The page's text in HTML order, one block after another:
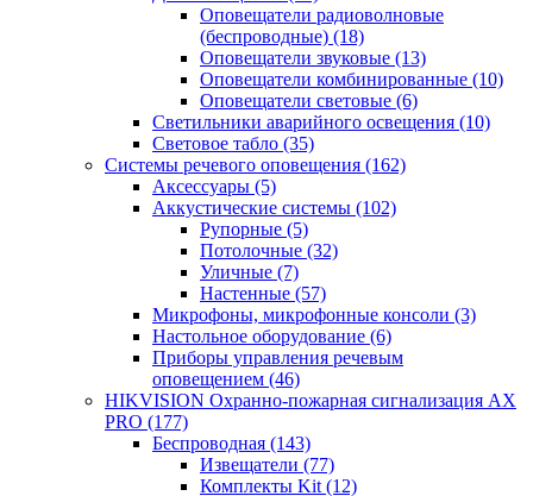
Оповещатели радиоволновые
(беспроводные) (18)
Оповещатели звуковые (13)
Оповещатели комбинированные (10)
Оповещатели световые (6)
Светильники аварийного освещения (10)
Световое табло (35)
Системы речевого оповещения (162)
Аксессуары (5)
Аккустические системы (102)
Рупорные (5)
Потолочные (32)
Уличные (7)
Настенные (57)
Микрофоны, микрофонные консоли (3)
Настольное оборудование (6)
Приборы управления речевым
оповещением (46)
HIKVISION Охранно-пожарная сигнализация AX
PRO (177)
Беспроводная (143)
Извещатели (77)
Комплекты Kit (12)